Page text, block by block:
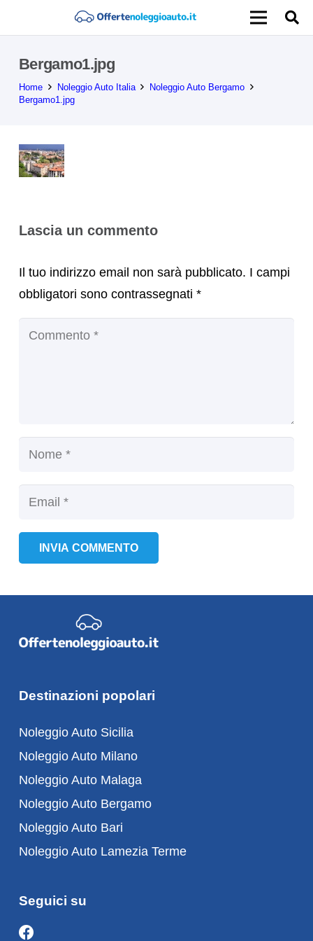
Bergamo1.jpg
Home Noleggio Auto Italia
Noleggio Auto Bergamo
Bergamo1.jpg
Lascia un commento
Il tuo indirizzo email non sarà pubblicato. I campi
obbligatori sono contrassegnati *
INVIA COMMENTO
Destinazioni popolari
Noleggio Auto Sicilia
Noleggio Auto Milano
Noleggio Auto Malaga
Noleggio Auto Bergamo
Noleggio Auto Bari
Noleggio Auto Lamezia Terme
Seguici su